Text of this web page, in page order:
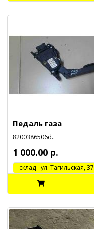
Педаль газа
8200386506d..
1 000.00 р.
cклад - ул. Тагильская, 37